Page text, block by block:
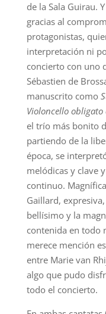
de la Sala Guirau.
gracias al
protagonistas,
interpretación ni
concierto con uno
Sébastien de
manuscrito como
Violoncello
el trío más bonito
partiendo de la
época, se
melódicas y clave
continuo.
Gaillard,
bellísimo y la
contenida en todo
merece mención
entre Marie van
algo que pudo
todo el concierto.